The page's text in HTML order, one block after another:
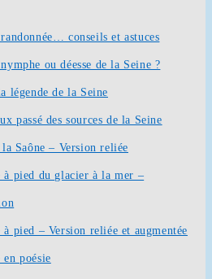
conseils et astuces
ou déesse de la Seine ?
légende de la Seine
passé des sources de la Seine
Saône – Version reliée
à pied du glacier à la mer –
à pied – Version reliée et augmentée
poésie